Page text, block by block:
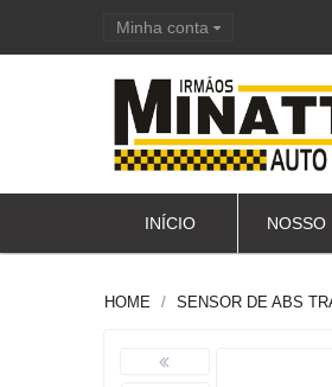
Minha conta
INÍCIO NOSSO
HOME SENSOR DE ABS